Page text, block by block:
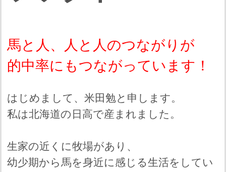
馬と人、人と人のつながりが
的中率にもつながっています！
はじめまして、米田勉と申します。
私は北海道の日高で産まれました。
生家の近くに牧場があり、
幼少期から馬を身近に感じる生活をしてい